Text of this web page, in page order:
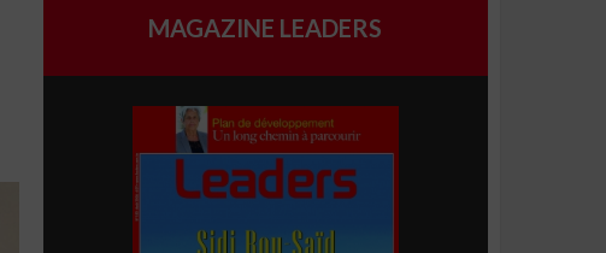
MAGAZINE LEADERS